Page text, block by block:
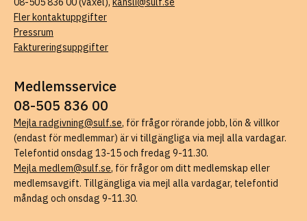
Fler kontaktuppgifter
Pressrum
Faktureringsuppgifter
Medlemsservice
08-505 836 00
Mejla radgivning@sulf.se, för frågor rörande jobb, lön & villkor
(endast för medlemmar) är vi tillgängliga via mejl alla vardagar.
Telefontid onsdag 13-15 och fredag 9-11.30.
Mejla medlem@sulf.se, för frågor om ditt medlemskap eller
medlemsavgift. Tillgängliga via mejl alla vardagar, telefontid
måndag och onsdag 9-11.30.